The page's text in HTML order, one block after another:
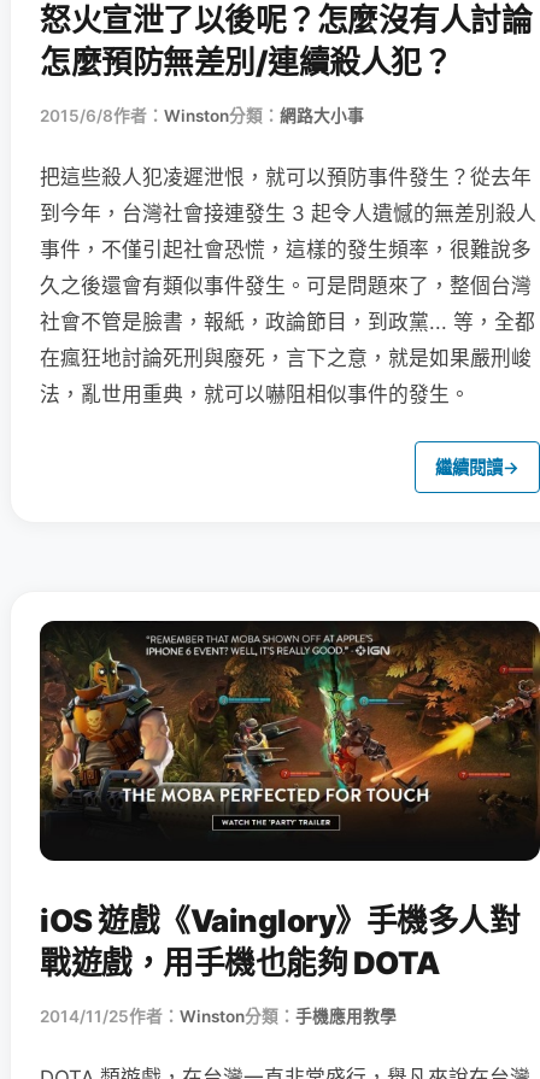
怒火宣泄了以後呢？怎麼沒有人討論
怎麼預防無差別/連續殺人犯？
2015/6/8作者： Winston分類： 網路大小事
把這些殺人犯凌遲泄恨，就可以預防事件發生？從去年
到今年，台灣社會接連發生 3 起令人遺憾的無差別殺人
事件，不僅引起社會恐慌，這樣的發生頻率，很難說多
久之後還會有類似事件發生。可是問題來了，整個台灣
社會不管是臉書，報紙，政論節目，到政黨... 等，全都
在瘋狂地討論死刑與廢死，言下之意，就是如果嚴刑峻
法，亂世用重典，就可以嚇阻相似事件的發生。
繼續閱讀→
iOS 遊戲《Vainglory》手機多人對
戰遊戲，用手機也能夠 DOTA
2014/11/25作者： Winston分類： 手機應用教學